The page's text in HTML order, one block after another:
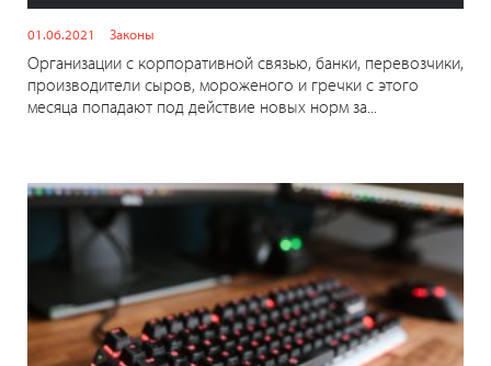
01.06.2021 Законы
Организации с корпоративной связью, банки, перевозчики,
производители сыров, мороженого и гречки с этого
месяца попадают под действие новых норм за...